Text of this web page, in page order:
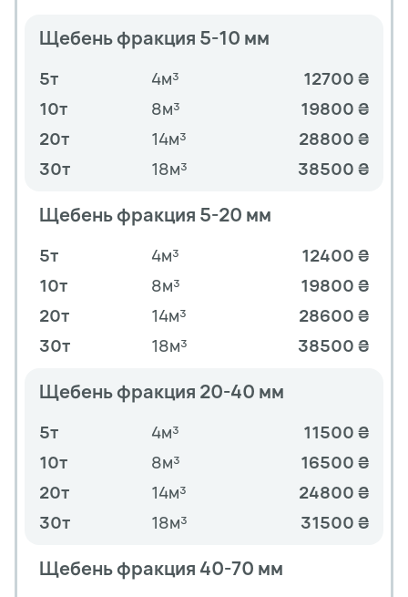
Щебень фракция 5-10 мм
5т 4м³
12700 ₴
10т
8м³
19800 ₴
20т
14м³
28800 ₴
30т
18м³ 38500 ₴
Щебень фракция 5-20 мм
5т 4м³
12400 ₴
10т
8м³
19800 ₴
20т
14м³
28600 ₴
30т
18м³ 38500 ₴
Щебень фракция 20-40 мм
5т 4м³
11500 ₴
10т
8м³
16500 ₴
20т
14м³
24800 ₴
30т
18м³ 31500 ₴
Щебень фракция 40-70 мм